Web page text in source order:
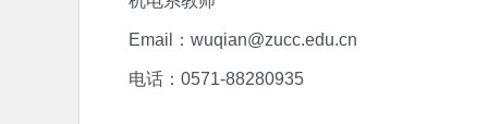
Email：wuqian@zucc.edu.cn
电话：0571-88280935